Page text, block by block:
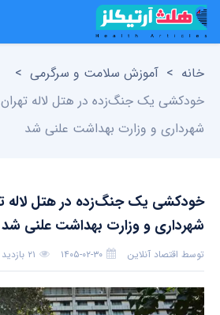
خانه > آموزش سلامت و سرگرمی >
خودکشی یک جنگ‌زده در هتل لاله
شهرداری و وزارت بهداشت علنی شد
خودکشی یک جنگ‌زده در هتل لاله
شهرداری و وزارت بهداشت علنی شد
توسط اقتصاد آنلاین ۱۴۰۵-۰۲-۳۰ ۲۱ بازدید